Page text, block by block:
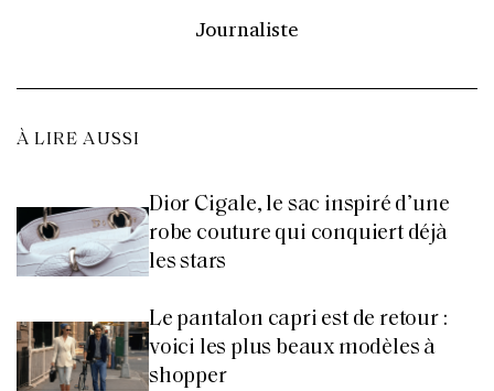
Journaliste
À LIRE AUSSI
Dior Cigale, le sac inspiré d’une
robe couture qui conquiert déjà
les stars
Le pantalon capri est de retour :
voici les plus beaux modèles à
shopper